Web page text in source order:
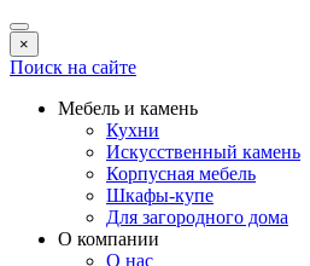
×
Поиск на сайте
Мебель и камень
Кухни
Искусственный камень
Корпусная мебель
Шкафы-купе
Для загородного дома
О компании
О нас